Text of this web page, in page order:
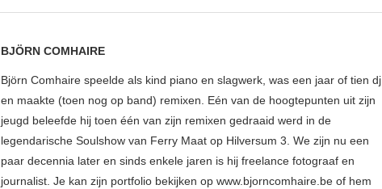
BJÖRN COMHAIRE
Björn Comhaire speelde als kind piano en slagwerk, was een jaar of tien dj
en maakte (toen nog op band) remixen. Eén van de hoogtepunten uit zijn
jeugd beleefde hij toen één van zijn remixen gedraaid werd in de
legendarische Soulshow van Ferry Maat op Hilversum 3. We zijn nu een
paar decennia later en sinds enkele jaren is hij freelance fotograaf en
journalist. Je kan zijn portfolio bekijken op www.bjorncomhaire.be of hem